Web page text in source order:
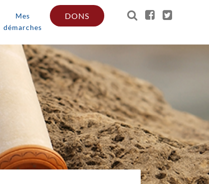
Mes
démarches
DONS